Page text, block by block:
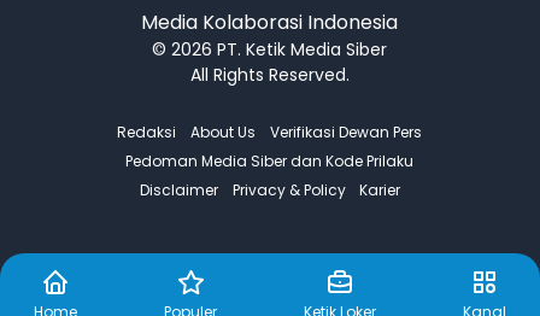
Home Populer Ketik Loker Kanal
Media Kolaborasi Indonesia
© 2026 PT. Ketik Media Siber
All Rights Reserved.
Redaksi About Us
Verifikasi Dewan Pers
Pedoman Media Siber dan Kode Prilaku
Disclaimer
Privacy & Policy Karier